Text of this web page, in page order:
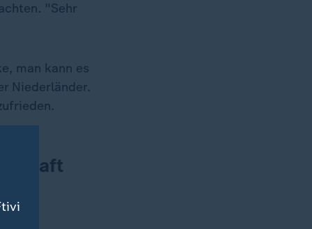
"Sehr
man kann es
Niederländer.